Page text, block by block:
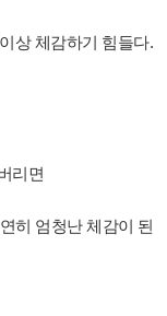
상 체감하기 힘들다.
리면
히 엄청난 체감이 된